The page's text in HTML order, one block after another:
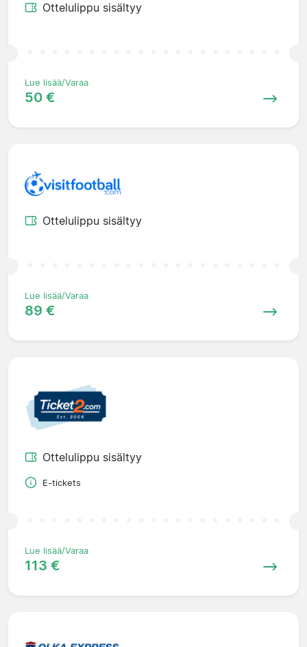
Ottelulippu sisältyy
Lue lisää/Varaa
50 €
Ottelulippu sisältyy
Lue lisää/Varaa
89 €
Ottelulippu sisältyy
E-tickets
Lue lisää/Varaa
113 €